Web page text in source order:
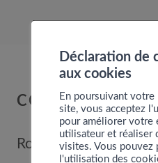
COMMUNE DE
Route de Nendaz 352
Déclaration de
aux cookies
En poursuivant votre
site, vous acceptez
pour améliorer votre
utilisateur et réaliser
visites. Vous pouvez
l'utilisation des